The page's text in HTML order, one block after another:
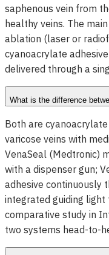
saphenous vein from
healthy veins. The
ablation (laser or
cyanoacrylate
delivered through a
What is the difference
Both are
varicose veins with
VenaSeal (Medtronic)
with a dispenser gun;
adhesive continuously
integrated guiding
comparative study in
two systems head-to-